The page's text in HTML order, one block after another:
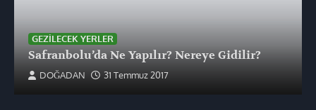
GEZILECEK YERLER
Safranbolu’da Ne Yapılır? Nereye Gidilir?
DOĞADAN 31 Temmuz 2017